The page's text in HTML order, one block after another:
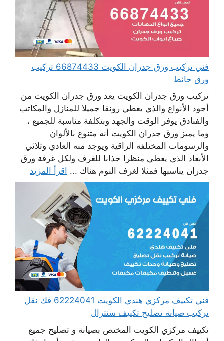
فني تركيب ورق جدران الكويت 66874433 تركيب
ورق حائط
تركيب ورق جدران الكويت يعد ورق جدران الكويت من
أجود الأنواع والذي يعطي رونقا جميلا للمنازل والمكاتب
والفنادق يوفر الوقت والجهد وبتكلفة مناسبة للجميع ،
وما يميز ورق جدران الكويت أنه متنوع بالألوان
والرسومات المختلفة الراقية ويوجد منه العادي وثلاثي
الأبعاد الذي يعطي منظرا جذابا للغرف ولكل غرفة ورق
جدران يناسبها فمثلا لغرف النوم هناك ... اقرأ المزيد
فني تكييف مركزي هندي الكويت 62224041 فك نقل
تركيب صيانة تصليح تكييف سنترال
تكييف مركزي الكويت المختص بصيانة و تصليح جميع